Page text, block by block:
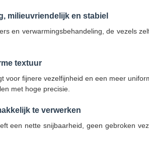
milieuvriendelijk en stabiel
en verwarmingsbehandeling, de vezels
textuur
voor fijnere vezelfijnheid en een meer
met hoge precisie.
te verwerken
een nette snijbaarheid, geen gebroken